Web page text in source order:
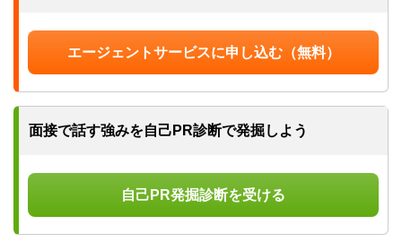
エージェントサービスに申し込む（無料）
面接で話す強みを自己PR診断で発掘しよう
自己PR発掘診断を受ける